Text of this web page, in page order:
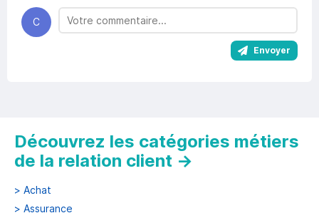
C
Envoyer
Découvrez les catégories métiers
de la relation client →
> Achat
> Assurance